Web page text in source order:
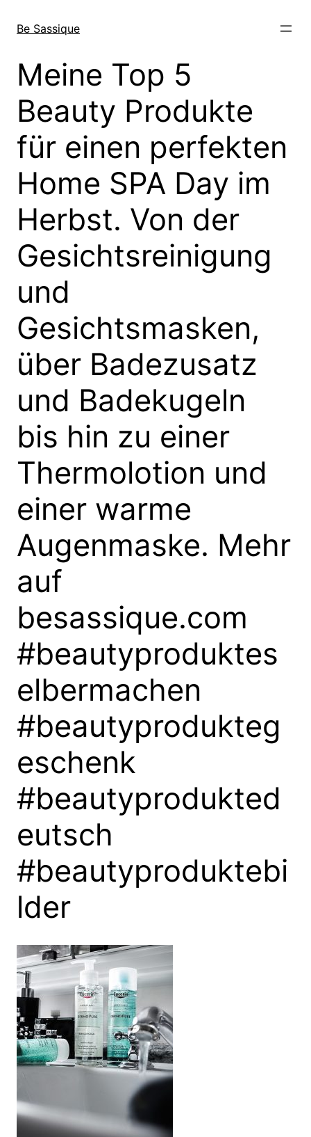
zum
wechseln
Be Sassique
Meine Top 5
Beauty Produkte
für einen perfekten
Home SPA Day im
Herbst. Von der
Gesichtsreinigung
und
Gesichtsmasken,
über Badezusatz
und Badekugeln
bis hin zu einer
Thermolotion und
einer warme
Augenmaske. Mehr
auf
besassique.com
#beautyproduktes
elbermachen
#beautyprodukteg
eschenk
#beautyprodukted
eutsch
#beautyproduktebi
lder